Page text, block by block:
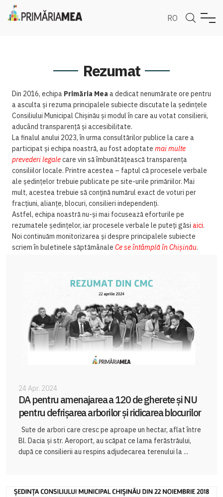
RO
Rezumat
Din 2016, echipa Primăria Mea a dedicat nenumărate ore pentru
a asculta și rezuma principalele subiecte discutate la ședințele
Consiliului Municipal Chișinău și modul în care au votat consilierii,
aducând transparență și accesibilitate.
La finalul anului 2023, în urma consultărilor publice la care a
participat și echipa noastră, au fost adoptate mai multe
prevederi legalecare vin să îmbunătățească transparența
consiliilor locale. Printre acestea – faptul că procesele verbale
ale ședințelor trebuie publicate pe site-urile primăriilor. Mai
mult, acestea trebuie să conțină numărul exact de voturi per
fracțiuni, alianțe, blocuri, consilieri independenți.
Astfel, echipa noastră nu-și mai focusează eforturile pe
rezumatele ședințelor, iar procesele verbale le puteți găsi aici.
Noi continuăm monitorizarea și despre principalele subiecte
scriem în buletinele săptămânale Ce se întâmplă în Chișinău.
24 Apr. 2024
DA pentru amenajarea a 120 de gherete și NU
pentru defrișarea arborilor și ridicarea blocurilor
Sute de arbori care cresc pe aproape un hectar, aflat între
Bl. Dacia și str. Aeroport, au scăpat ce lama ferăstrăului,
după ce consilierii au respins adjudecarea terenului la ...